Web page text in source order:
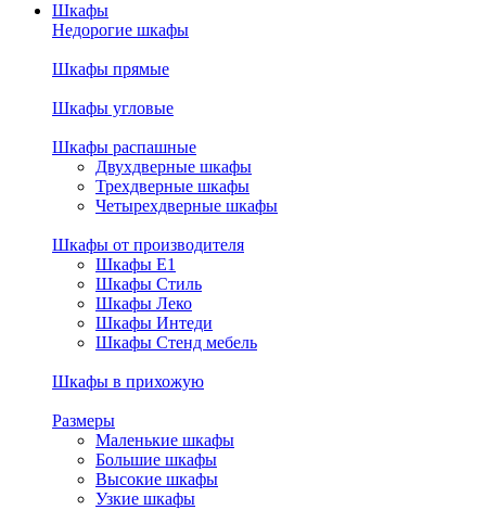
Шкафы
Недорогие шкафы
Шкафы прямые
Шкафы угловые
Шкафы распашные
Двухдверные шкафы
Трехдверные шкафы
Четырехдверные шкафы
Шкафы от производителя
Шкафы E1
Шкафы Стиль
Шкафы Леко
Шкафы Интеди
Шкафы Стенд мебель
Шкафы в прихожую
Размеры
Маленькие шкафы
Большие шкафы
Высокие шкафы
Узкие шкафы